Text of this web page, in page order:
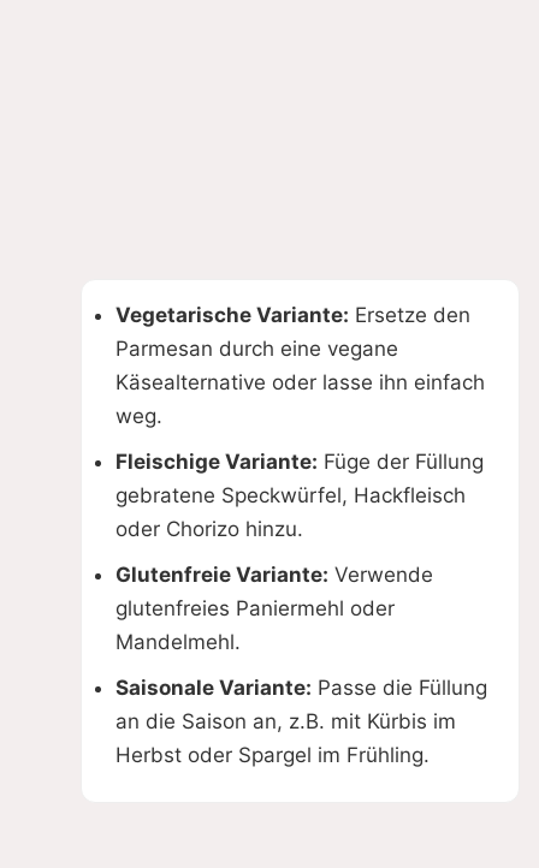
Vegetarische Variante: Ersetze den
Parmesan durch eine vegane
Käsealternative oder lasse ihn einfach
weg.
Fleischige Variante: Füge der Füllung
gebratene Speckwürfel, Hackfleisch
oder Chorizo hinzu.
Glutenfreie Variante: Verwende
glutenfreies Paniermehl oder
Mandelmehl.
Saisonale Variante: Passe die Füllung
an die Saison an, z.B. mit Kürbis im
Herbst oder Spargel im Frühling.